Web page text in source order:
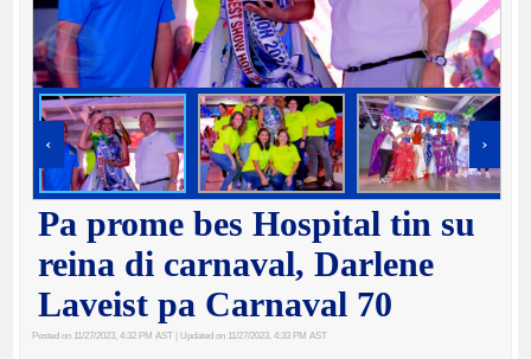
‹ ›
Pa prome bes Hospital tin su
reina di carnaval, Darlene
Laveist pa Carnaval 70
Posted on 11/27/2023, 4:32 PM AST | Updated on 11/27/2023, 4:33 PM AST